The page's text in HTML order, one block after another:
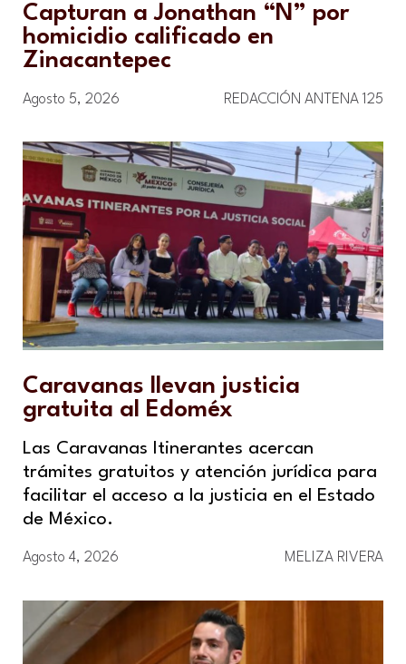
Capturan a Jonathan “N” por
homicidio calificado en
Zinacantepec
Agosto 5, 2026 REDACCIÓN ANTENA 125
Caravanas llevan justicia
gratuita al Edoméx
Las Caravanas Itinerantes acercan
trámites gratuitos y atención jurídica para
facilitar el acceso a la justicia en el Estado
de México.
Agosto 4, 2026 MELIZA RIVERA